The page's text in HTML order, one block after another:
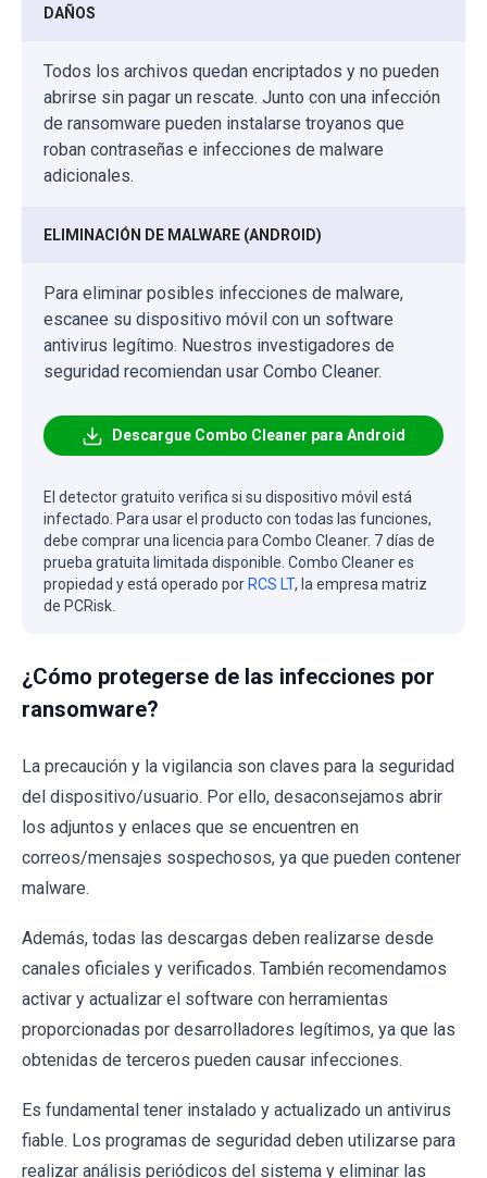
DAÑOS
Todos los archivos quedan encriptados y no pueden
abrirse sin pagar un rescate. Junto con una infección
de ransomware pueden instalarse troyanos que
roban contraseñas e infecciones de malware
adicionales.
ELIMINACIÓN DE MALWARE (ANDROID)
Para eliminar posibles infecciones de malware,
escanee su dispositivo móvil con un software
antivirus legítimo. Nuestros investigadores de
seguridad recomiendan usar Combo Cleaner.
Descargue Combo Cleaner para Android
El detector gratuito verifica si su dispositivo móvil está
infectado. Para usar el producto con todas las funciones,
debe comprar una licencia para Combo Cleaner. 7 días de
prueba gratuita limitada disponible. Combo Cleaner es
propiedad y está operado por RCS LT, la empresa matriz
de PCRisk.
¿Cómo protegerse de las infecciones por
ransomware?
La precaución y la vigilancia son claves para la seguridad
del dispositivo/usuario. Por ello, desaconsejamos abrir
los adjuntos y enlaces que se encuentren en
correos/mensajes sospechosos, ya que pueden contener
malware.
Además, todas las descargas deben realizarse desde
canales oficiales y verificados. También recomendamos
activar y actualizar el software con herramientas
proporcionadas por desarrolladores legítimos, ya que las
obtenidas de terceros pueden causar infecciones.
Es fundamental tener instalado y actualizado un antivirus
fiable. Los programas de seguridad deben utilizarse para
realizar análisis periódicos del sistema y eliminar las